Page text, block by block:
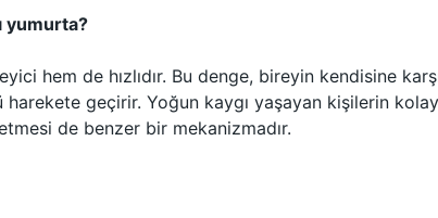
yumurta?
hem de hızlıdır. Bu denge, bireyin kendisine
harekete geçirir. Yoğun kaygı yaşayan kişilerin
de benzer bir mekanizmadır.